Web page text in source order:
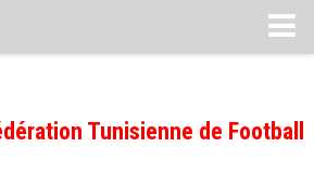
Tunisienne de Football